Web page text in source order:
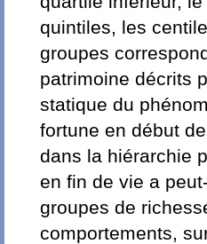
quintiles, les
groupes
patrimoine décrits
statique du
fortune en début
dans la hiérarchie
en fin de vie a
groupes de
comportements,